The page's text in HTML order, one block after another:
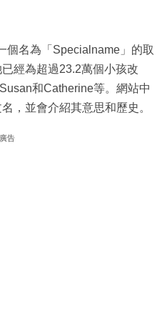
個名為「Specialname」的取
經為超過23.2萬個小孩改
和Catherine等。網站中
，並會介紹其意思和歷史。
廣告